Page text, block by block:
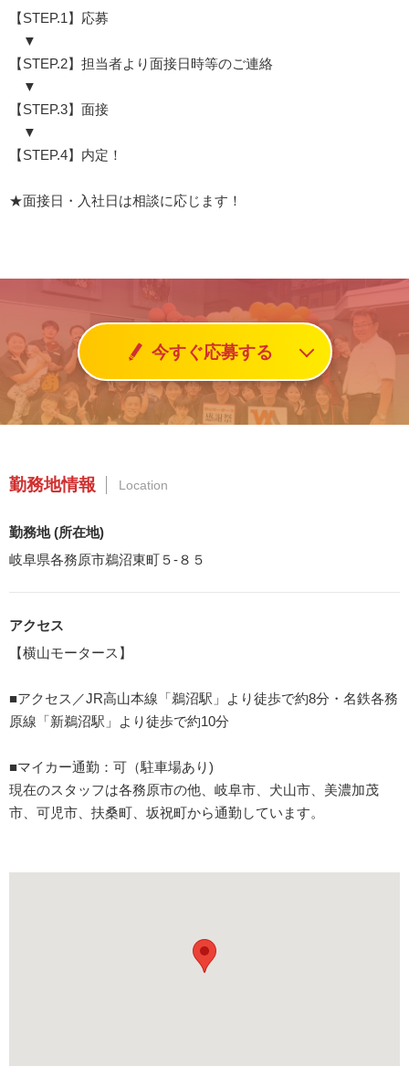
【STEP.1】応募
▼
【STEP.2】担当者より面接日時等のご連絡
▼
【STEP.3】面接
▼
【STEP.4】内定！
★面接日・入社日は相談に応じます！
今すぐ応募する
勤務地情報 Location
勤務地 (所在地)
岐阜県各務原市鵜沼東町５-８５
アクセス
【横山モータース】
■アクセス／JR高山本線「鵜沼駅」より徒歩で約8分・名鉄各務
原線「新鵜沼駅」より徒歩で約10分
■マイカー通勤：可（駐車場あり)
現在のスタッフは各務原市の他、岐阜市、犬山市、美濃加茂
市、可児市、扶桑町、坂祝町から通勤しています。